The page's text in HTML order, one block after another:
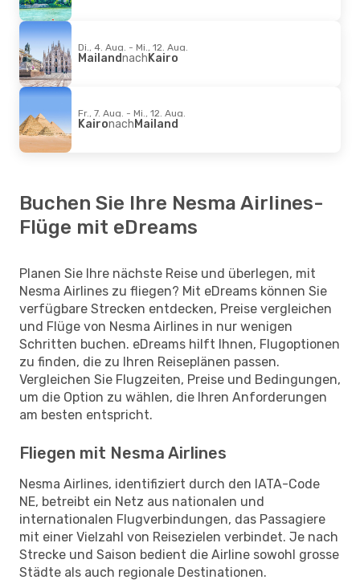
Di., 4. Aug. - Mi., 12. Aug.
MailandnachKairo
Fr., 7. Aug. - Mi., 12. Aug.
KaironachMailand
Buchen Sie Ihre Nesma Airlines-
Flüge mit eDreams
Planen Sie Ihre nächste Reise und überlegen, mit
Nesma Airlines zu fliegen? Mit eDreams können Sie
verfügbare Strecken entdecken, Preise vergleichen
und Flüge von Nesma Airlines in nur wenigen
Schritten buchen. eDreams hilft Ihnen, Flugoptionen
zu finden, die zu Ihren Reiseplänen passen.
Vergleichen Sie Flugzeiten, Preise und Bedingungen,
um die Option zu wählen, die Ihren Anforderungen
am besten entspricht.
Fliegen mit Nesma Airlines
Nesma Airlines, identifiziert durch den IATA-Code
NE, betreibt ein Netz aus nationalen und
internationalen Flugverbindungen, das Passagiere
mit einer Vielzahl von Reisezielen verbindet. Je nach
Strecke und Saison bedient die Airline sowohl grosse
Städte als auch regionale Destinationen.